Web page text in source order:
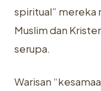
spiritual” mereka
Muslim dan
serupa.
Warisan